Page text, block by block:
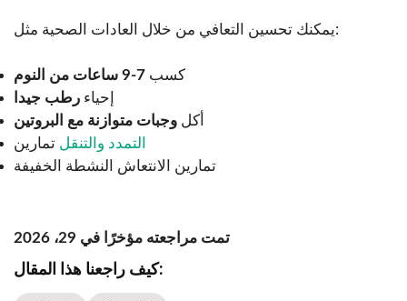
يمكنك تحسين التعافي من خلال العادات الصحية مثل:
كسب 7-9 ساعات من النوم
إحياء رطب جيدا
أكل وجبات متوازنة مع البروتين
التمدد والتنقل تمارين
تمارين الانتعاش النشطة الخفيفة
تمت مراجعته مؤخرًا في 29، 2026
كيف راجعنا هذا المقال: